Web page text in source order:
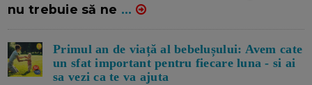
nu trebuie să ne ...
Primul an de viață al bebelușului: Avem cate
un sfat important pentru fiecare luna - si ai
sa vezi ca te va ajuta